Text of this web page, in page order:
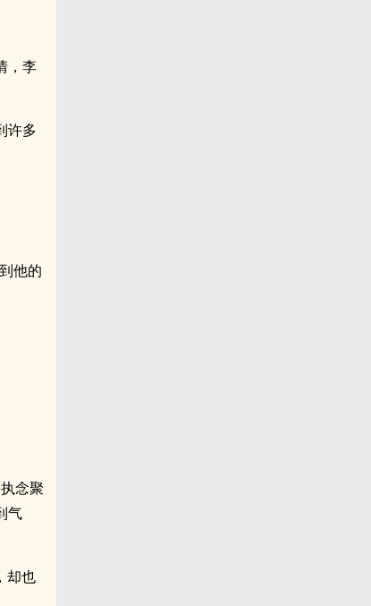
，李
许多
他的
念聚
气
却也